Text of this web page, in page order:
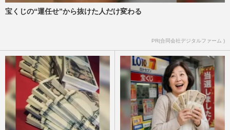
宝くじの“運任せ”から抜けた人だけ変わる
PR(合同会社デジタルファーム )